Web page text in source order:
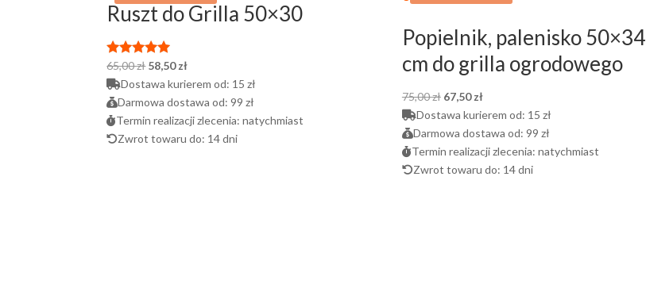
Ruszt do Grilla 50×30
Oceniono
5.00
na 5
65,00zł Pierwotna
cena
wynosiła:
65,00 zł.
58,50złAktualna
cena
wynosi:
58,50 zł.
Dostawa kurierem od: 15 zł
Darmowa dostawa od:99 zł
Termin realizacji zlecenia:natychmiast
Zwrot towaru do: 14 dni
Popielnik, palenisko 50×34
cm do grilla ogrodowego
75,00zł Pierwotna
cena
wynosiła:
75,00 zł.
67,50złAktualna
cena
wynosi:
67,50 zł.
Dostawa kurierem od: 15 zł
Darmowa dostawa od: 99 zł
Termin realizacji zlecenia: natychmiast
Zwrot towaru do: 14 dni